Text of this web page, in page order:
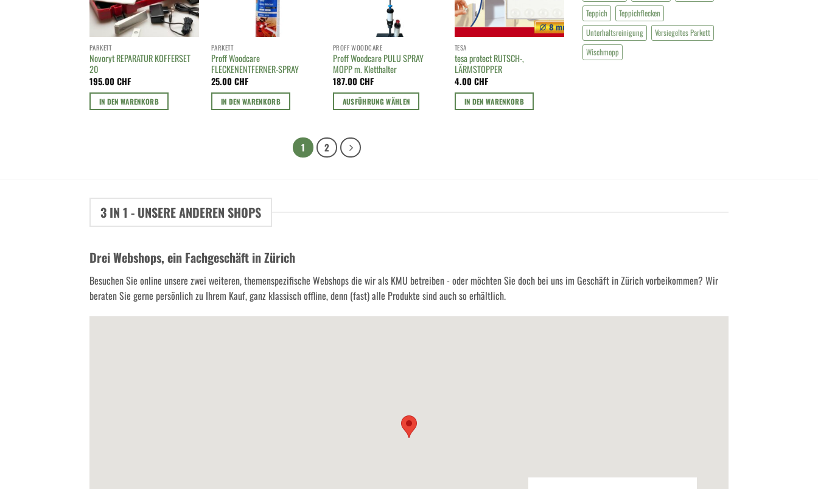
PARKETT
Novoryt REPARATUR KOFFERSET
20
195.00CHF
IN DEN WARENKORB
PARKETT
Proff Woodcare
FLECKENENTFERNER-SPRAY
25.00CHF
IN DEN WARENKORB
PROFF WOODCARE
Proff Woodcare PULU SPRAY
MOPP m. Kletthalter
187.00CHF
AUSFÜHRUNG WÄHLEN
weist
mehrere
gewählt
werden
TESA
tesa protect RUTSCH-,
LÄRMSTOPPER
4.00CHF
IN DEN WARENKORB
1 2
Teppich
Teppichflecken
Unterhaltsreinigung
Versiegeltes Parkett
Wischmopp
3 IN 1 - UNSERE ANDEREN SHOPS
Drei Webshops, ein Fachgeschäft in Zürich
Besuchen Sie online unsere zwei weiteren, themenspezifische Webshops die wir als KMU betreiben - oder möchten Sie doch bei uns im Geschäft in Zürich vorbeikommen? Wir
beraten Sie gerne persönlich zu Ihrem Kauf, ganz klassisch offline, denn (fast) alle Produkte sind auch so erhältlich.